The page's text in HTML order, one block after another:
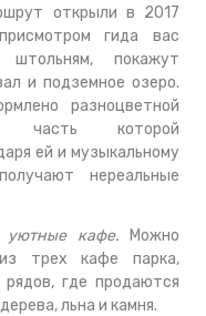
открыли в 2017
гида вас
покажут
и подземное озеро.
разноцветной
часть которой
ей и музыкальному
нереальные
уютные кафе. Можно
трех кафе парка,
рядов, где продаются
льна и камня.